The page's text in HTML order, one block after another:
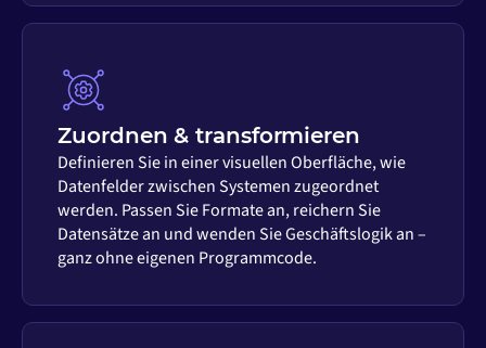
Zuordnen & transformieren
Definieren Sie in einer visuellen Oberfläche, wie
Datenfelder zwischen Systemen zugeordnet
werden. Passen Sie Formate an, reichern Sie
Datensätze an und wenden Sie Geschäftslogik an –
ganz ohne eigenen Programmcode.